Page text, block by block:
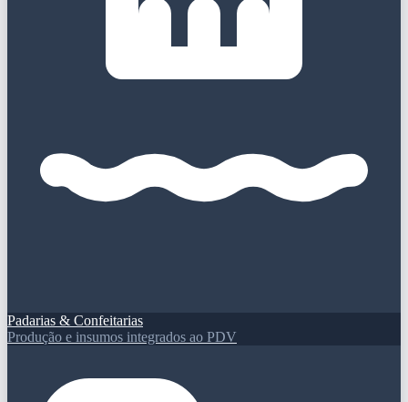
Padarias & Confeitarias
Produção e insumos integrados ao PDV